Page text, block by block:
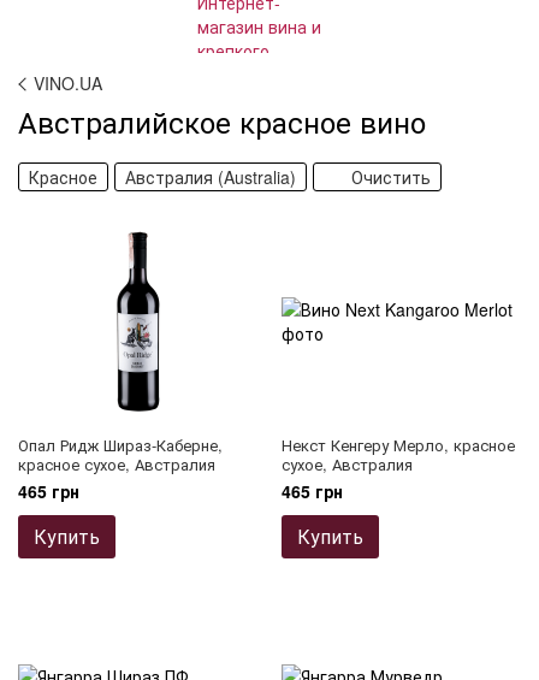
VINO.UA
Австралийское красное вино
Красное Австралия (Australia) Очистить
Опал Ридж Шираз-Каберне,
красное сухое, Австралия
465 грн
Купить
Некст Кенгеру Мерло, красное
сухое, Австралия
465 грн
Купить